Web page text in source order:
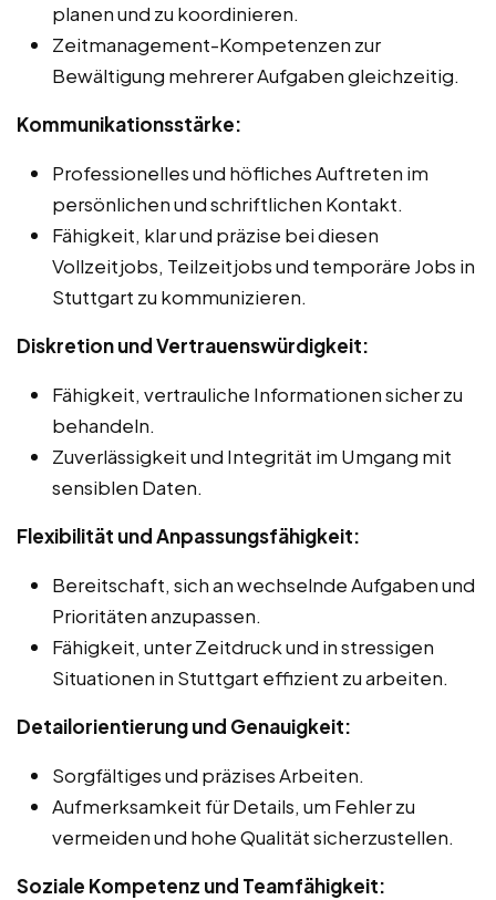
planen und zu koordinieren.
Zeitmanagement-Kompetenzen zur
Bewältigung mehrerer Aufgaben gleichzeitig.
Kommunikationsstärke:
Professionelles und höfliches Auftreten im
persönlichen und schriftlichen Kontakt.
Fähigkeit, klar und präzise bei diesen
Vollzeitjobs, Teilzeitjobs und temporäre Jobs in
Stuttgart zu kommunizieren.
Diskretion und Vertrauenswürdigkeit:
Fähigkeit, vertrauliche Informationen sicher zu
behandeln.
Zuverlässigkeit und Integrität im Umgang mit
sensiblen Daten.
Flexibilität und Anpassungsfähigkeit:
Bereitschaft, sich an wechselnde Aufgaben und
Prioritäten anzupassen.
Fähigkeit, unter Zeitdruck und in stressigen
Situationen in Stuttgart effizient zu arbeiten.
Detailorientierung und Genauigkeit:
Sorgfältiges und präzises Arbeiten.
Aufmerksamkeit für Details, um Fehler zu
vermeiden und hohe Qualität sicherzustellen.
Soziale Kompetenz und Teamfähigkeit: